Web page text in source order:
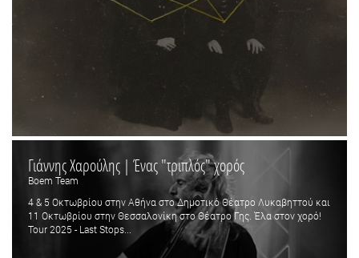
Γιάννης Χαρούλης | Ένας "τριπλός" χορός
Boem Team
4 & 5 Οκτωβρίου στην Αθήνα στο Δημοτικό Θέατρο Λυκαβηττού και
11 Οκτωβρίου στην Θεσσαλονίκη στο Θέατρο Γης. Έλα στον χορό!
Tour 2025 - Last Stops...